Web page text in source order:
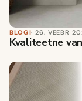
BLOGI· 26. VEEBR
Kvaliteetne